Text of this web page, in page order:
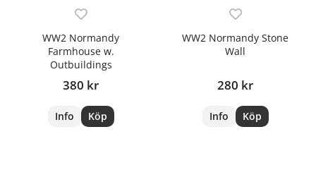
WW2 Normandy
Farmhouse w.
Outbuildings
380 kr
Info Köp
WW2 Normandy Stone
Wall
280 kr
Info Köp